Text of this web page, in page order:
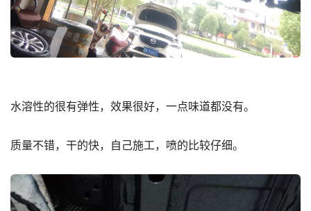
水溶性的很有弹性，效果很好，一点味道都没有。
质量不错，干的快，自己施工，喷的比较仔细。